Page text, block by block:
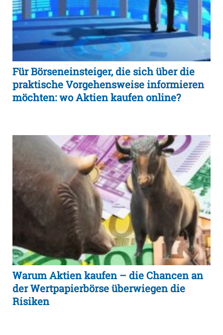
Für Börseneinsteiger, die sich über die
praktische Vorgehensweise informieren
möchten: wo Aktien kaufen online?
Warum Aktien kaufen – die Chancen an
der Wertpapierbörse überwiegen die
Risiken